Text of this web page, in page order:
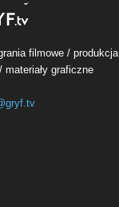
filmowe / produkcja
graficzne